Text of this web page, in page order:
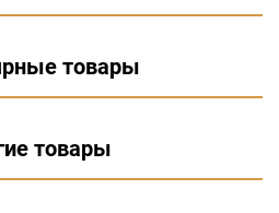
товары
товары